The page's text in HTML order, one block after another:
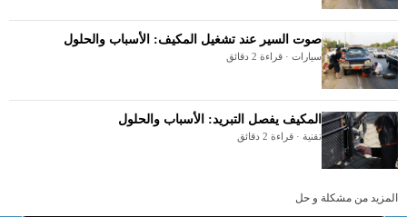
صوت السير عند تشغيل المكيف: الأسباب والحلول
سيارات · قراءة 2 دقائق
المكيف يفصل التبريد: الأسباب والحلول
تقنية · قراءة 2 دقائق
المزيد من مشكلة و حل